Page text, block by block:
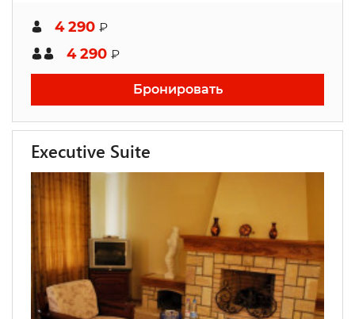
4 290 ₽
4 290 ₽
Бронировать
Executive Suite